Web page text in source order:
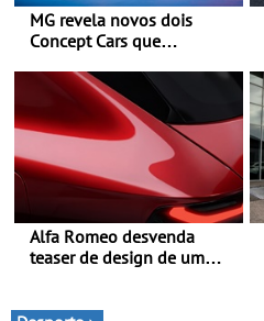
MG revela novos dois
Concept Cars que
desportiva com tecnologia
avançada - No Goodwood
Festival of Speed 2026
Alfa Romeo desvenda
teaser de design de um